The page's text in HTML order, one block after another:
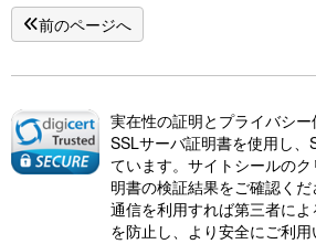
前のページへ
実在性の証明とプライバシ
SSLサーバ証明書を使用し、
ています。サイトシールの
明書の検証結果をご確認く
通信を利用すれば第三者に
を防止し、より安全にご利